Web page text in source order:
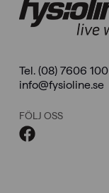
Tel. (08) 7606
info@fysioline.se
FÖLJ OSS